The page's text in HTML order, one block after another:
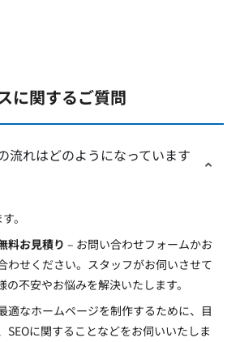
に関するご質問
流れはどのようになっています
。
料お見積り – お問い合わせフォームかお
わせください。スタッフがお伺いさせて
の不安やお悩みを解決いたします。
適なホームページを制作するために、目
SEOに関することなどをお伺いいたしま